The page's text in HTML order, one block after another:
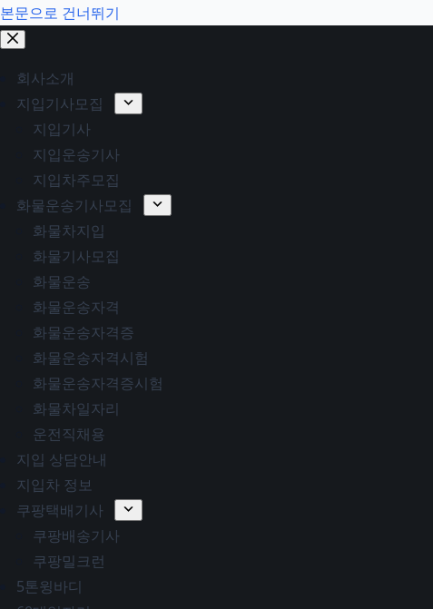
본문으로 건너뛰기
회사소개
지입기사모집
지입기사
지입운송기사
지입차주모집
화물운송기사모집
화물차지입
화물기사모집
화물운송
화물운송자격
화물운송자격증
화물운송자격시험
화물운송자격증시험
화물차일자리
운전직채용
지입 상담안내
지입차 정보
쿠팡택배기사
쿠팡배송기사
쿠팡밀크런
5톤윙바디